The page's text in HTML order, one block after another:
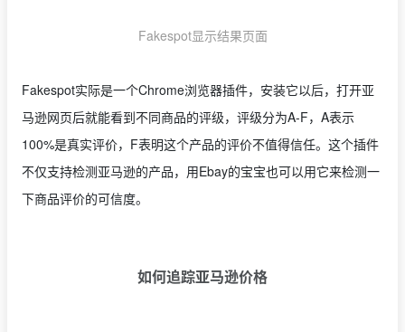
Fakespot显示结果页面
Fakespot实际是一个Chrome浏览器插件，安装它以后，打开亚
马逊网页后就能看到不同商品的评级，评级分为A-F，A表示
100%是真实评价，F表明这个产品的评价不值得信任。这个插件
不仅支持检测亚马逊的产品，用Ebay的宝宝也可以用它来检测一
下商品评价的可信度。
如何追踪亚马逊价格